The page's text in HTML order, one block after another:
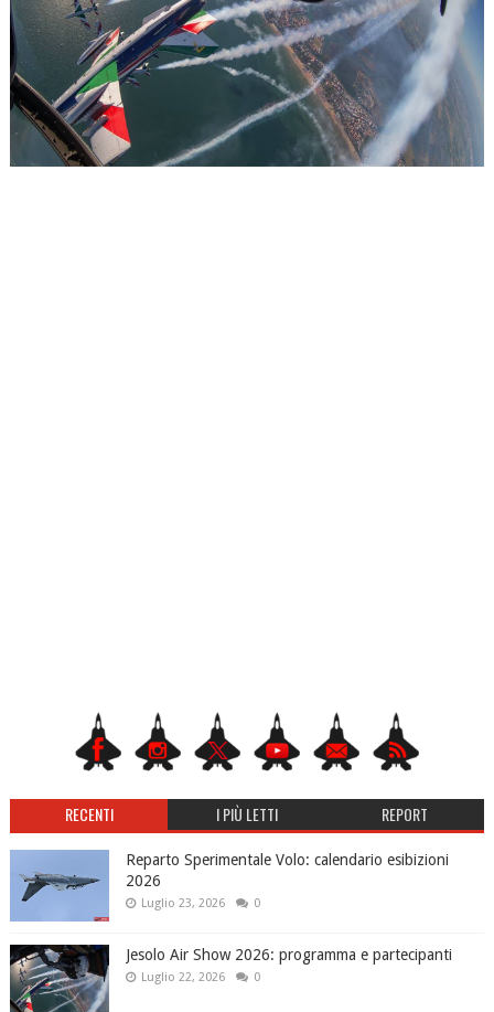
RECENTI I PIÙ LETTI REPORT
Reparto Sperimentale Volo: calendario esibizioni
2026
Luglio 23, 2026 0
Jesolo Air Show 2026: programma e partecipanti
Luglio 22, 2026 0